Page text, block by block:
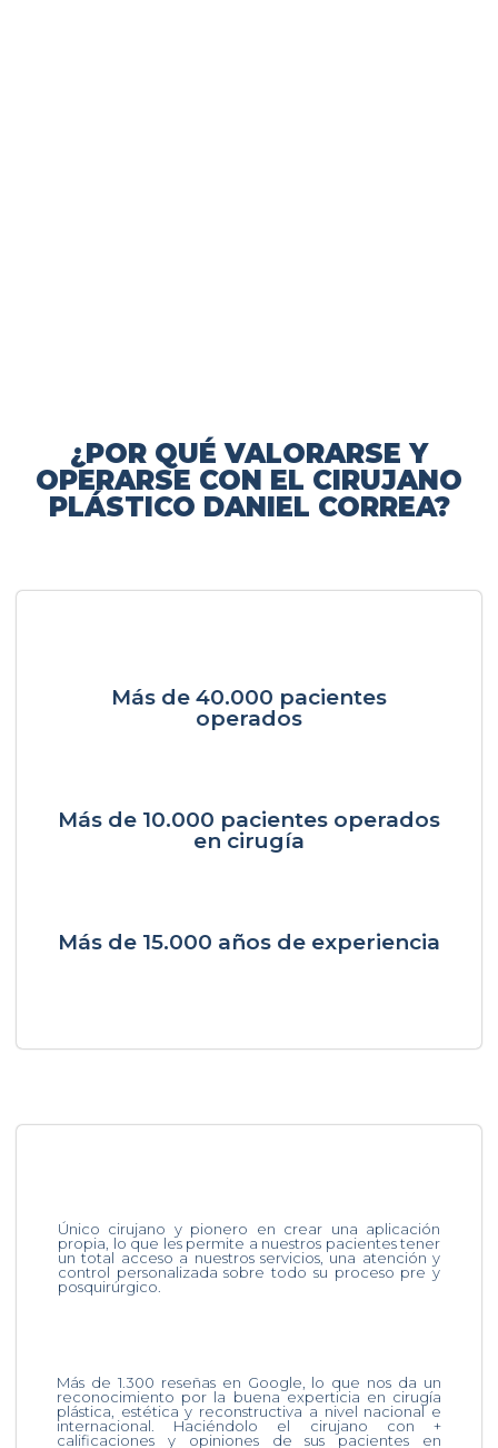
¿POR QUÉ VALORARSE Y
OPERARSE CON EL CIRUJANO
PLÁSTICO DANIEL CORREA?
Más de 40.000 pacientes
operados
Más de 10.000 pacientes operados
en cirugía
Más de 15.000 años de experiencia
Único cirujano y pionero en crear una aplicación
propia, lo que les permite a nuestros pacientes tener
un total acceso a nuestros servicios, una atención y
control personalizada sobre todo su proceso pre y
posquirúrgico.
Más de 1.300 reseñas en Google, lo que nos da un
reconocimiento por la buena experticia en cirugía
plástica, estética y reconstructiva a nivel nacional e
internacional. Haciéndolo el cirujano con +
calificaciones y opiniones de sus pacientes en